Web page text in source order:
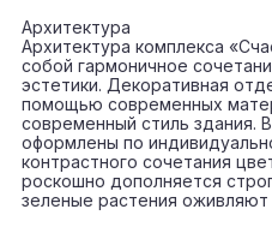
Архитектура
Архитектура комплекса
собой гармоничное
эстетики. Декоративная
помощью современных
современный стиль здания.
оформлены по
контрастного сочетания
роскошно дополняется
зеленые растения оживляют